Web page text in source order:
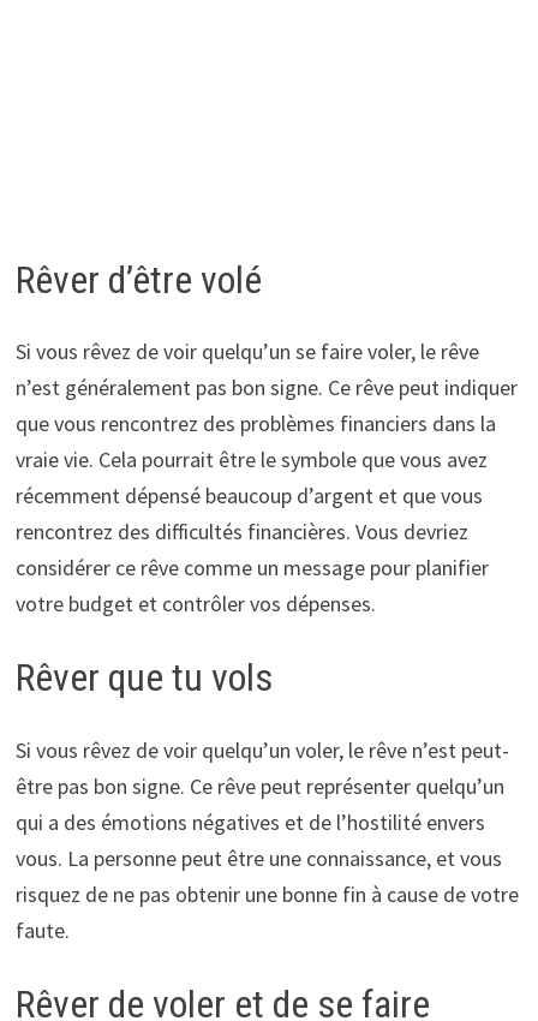
Rêver d’être volé
Si vous rêvez de voir quelqu’un se faire voler, le rêve
n’est généralement pas bon signe. Ce rêve peut indiquer
que vous rencontrez des problèmes financiers dans la
vraie vie. Cela pourrait être le symbole que vous avez
récemment dépensé beaucoup d’argent et que vous
rencontrez des difficultés financières. Vous devriez
considérer ce rêve comme un message pour planifier
votre budget et contrôler vos dépenses.
Rêver que tu vols
Si vous rêvez de voir quelqu’un voler, le rêve n’est peut-
être pas bon signe. Ce rêve peut représenter quelqu’un
qui a des émotions négatives et de l’hostilité envers
vous. La personne peut être une connaissance, et vous
risquez de ne pas obtenir une bonne fin à cause de votre
faute.
Rêver de voler et de se faire